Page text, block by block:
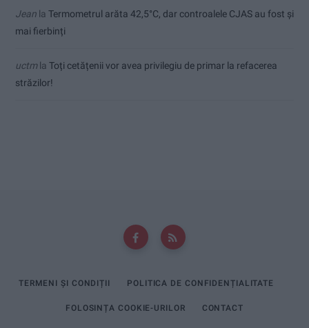
Jean la Termometrul arăta 42,5°C, dar controalele CJAS au fost și
mai fierbinți
uctmla Toți cetățenii vor avea privilegiu de primar la refacerea
străzilor!
TERMENI ȘI CONDIȚII POLITICA DE CONFIDENȚIALITATE
FOLOSINȚA COOKIE-URILOR CONTACT